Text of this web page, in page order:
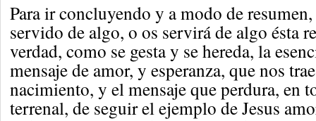
Para ir concluyendo y a modo de
servido de algo, o os servirá de algo ésta
verdad, como se gesta y se hereda, la
mensaje de amor, y esperanza, que nos
nacimiento, y el mensaje que perdura, en
terrenal, de seguir el ejemplo de Jesus